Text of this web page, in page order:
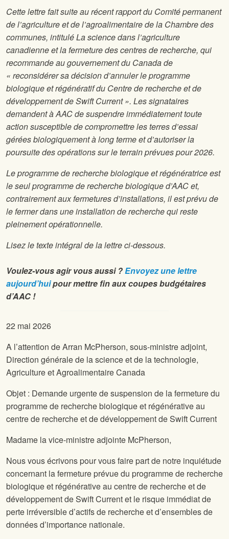
Cette lettre fait suite au récent rapport du Comité permanent
de l’agriculture et de l’agroalimentaire de la Chambre des
communes, intitulé La science dans l’agriculture
canadienne et la fermeture des centres de recherche, qui
recommande au gouvernement du Canada de
« reconsidérer sa décision d’annuler le programme
biologique et régénératif du Centre de recherche et de
développement de Swift Current ». Les signataires
demandent à AAC de suspendre immédiatement toute
action susceptible de compromettre les terres d’essai
gérées biologiquement à long terme et d’autoriser la
poursuite des opérations sur le terrain prévues pour 2026.
Le programme de recherche biologique et régénératrice est
le seul programme de recherche biologique d’AAC et,
contrairement aux fermetures d’installations, il est prévu de
le fermer dans une installation de recherche qui reste
pleinement opérationnelle.
Lisez le texte intégral de la lettre ci-dessous.
Voulez-vous agir vous aussi ?Envoyez une lettre
aujourd’huipour mettre fin aux coupes budgétaires
d’AAC !
22 mai 2026
A l’attention de Arran McPherson, sous-ministre adjoint,
Direction générale de la science et de la technologie,
Agriculture et Agroalimentaire Canada
Objet : Demande urgente de suspension de la fermeture du
programme de recherche biologique et régénérative au
centre de recherche et de développement de Swift Current
Madame la vice-ministre adjointe McPherson,
Nous vous écrivons pour vous faire part de notre inquiétude
concernant la fermeture prévue du programme de recherche
biologique et régénérative au centre de recherche et de
développement de Swift Current et le risque immédiat de
perte irréversible d’actifs de recherche et d’ensembles de
données d’importance nationale.